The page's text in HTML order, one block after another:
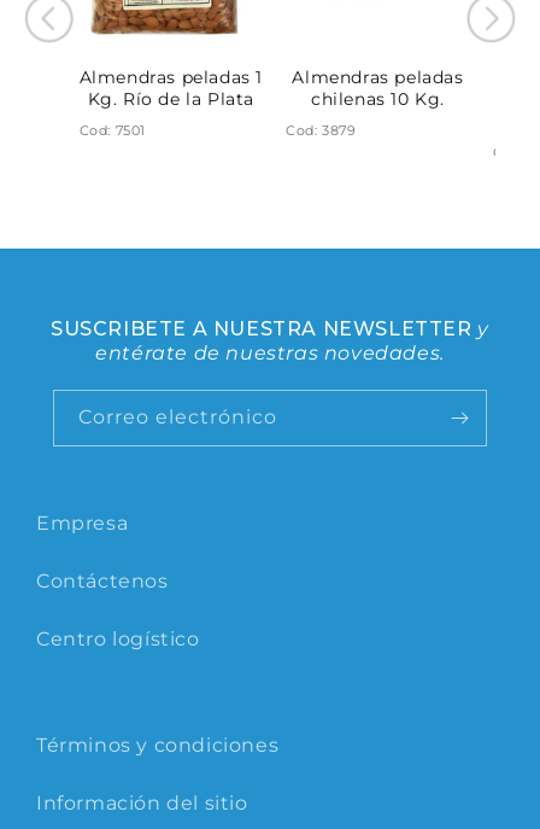
Almendras peladas 1
Kg. Río de la Plata
Cod: 7501
Almendras peladas
chilenas 10 Kg.
Cod: 3879
Cod:
Empresa
Contáctenos
Centro logístico
Términos y condiciones
Información del sitio
SUSCRIBETE A NUESTRA NEWSLETTER y
entérate de nuestras novedades.
Correo electrónico